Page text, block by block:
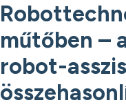
műtőben –
robot-